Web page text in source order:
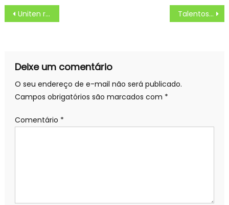
Navegação
de
Uniten realiza formatura de 280 alunos de 30 cursos gratuitos e lança a plataforma Banco de Talentos para facilitar o acesso das empresas aos currículos Talentosas bailarinas da Escola Maria Júlia brilham em apresentação do Projeto Sou Bailarina – Prefeitura Estância Turística Guaratinguetá
Deixe um comentário
O seu endereço de e-mail não será publicado.
Campos obrigatórios são marcados com *
Comentário *